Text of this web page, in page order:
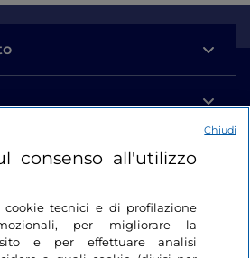
consenso all'utilizzo
cookie tecnici e di profilazione
per migliorare la
e per effettuare analisi
Chiudi